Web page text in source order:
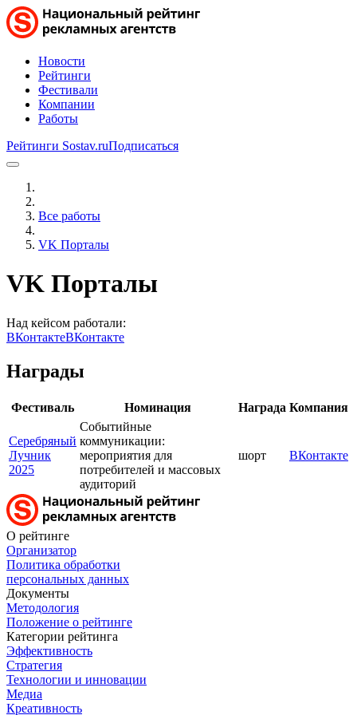
Новости
Рейтинги
Фестивали
Компании
Работы
Рейтинги Sostav.ruПодписаться
Все работы
VK Порталы
VK Порталы
Над кейсом работали:
ВКонтактеВКонтакте
Награды
Фестиваль Номинация Награда Компания
Серебряный
Лучник
2025
Событийные
коммуникации:
мероприятия для
потребителей и массовых
аудиторий
шорт ВКонтакте
О рейтинге
Организатор
Политика обработки
персональных данных
Документы
Методология
Положение о рейтинге
Категории рейтинга
Эффективность
Стратегия
Технологии и инновации
Медиа
Креативность